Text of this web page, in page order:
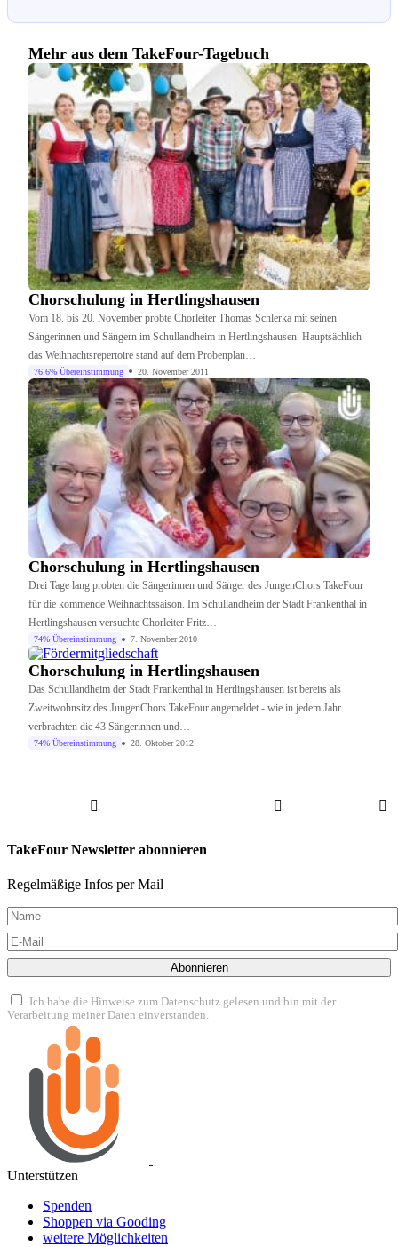
Mehr aus dem TakeFour-Tagebuch
Chorschulung in Hertlingshausen
Vom 18. bis 20. November probte Chorleiter Thomas Schlerka mit seinen
Sängerinnen und Sängern im Schullandheim in Hertlingshausen. Hauptsächlich
das Weihnachtsrepertoire stand auf dem Probenplan…
76.6% Übereinstimmung 20. November 2011
Chorschulung in Hertlingshausen
Drei Tage lang probten die Sängerinnen und Sänger des JungenChors TakeFour
für die kommende Weihnachtssaison. Im Schullandheim der Stadt Frankenthal in
Hertlingshausen versuchte Chorleiter Fritz…
74% Übereinstimmung 7. November 2010
Chorschulung in Hertlingshausen
Das Schullandheim der Stadt Frankenthal in Hertlingshausen ist bereits als
Zweitwohnsitz des JungenChors TakeFour angemeldet - wie in jedem Jahr
verbrachten die 43 Sängerinnen und…
74% Übereinstimmung 28. Oktober 2012
TakeFour Newsletter abonnieren
Regelmäßige Infos per Mail
Abonnieren
Ich habe die Hinweise zum Datenschutz gelesen und bin mit der
Verarbeitung meiner Daten einverstanden.
Unterstützen
Spenden
Shoppen via Gooding
weitere Möglichkeiten